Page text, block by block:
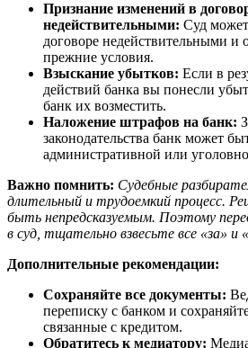
Признание изменений в
недействительными: Суд
договоре недействительными и
прежние условия.
Взыскание убытков: Если в
действий банка вы понесли
банк их возместить.
Наложение штрафов на банк:
законодательства банк может
административной или
Важно помнить: Судебные
длительный и трудоемкий процесс.
быть непредсказуемым. Поэтому
в суд, тщательно взвесьте все «за» и
Дополнительные рекомендации:
Сохраняйте все документы:
переписку с банком и
связанные с кредитом.
Обратитесь к медиатору: